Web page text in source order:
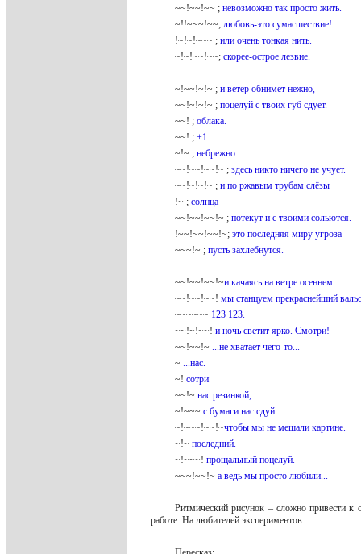
~~!~~!~~ ; невозможно так просто жить.
~!!~~~!~~; любовь-это сумасшествие!
!~!~!~~~ ; или очень тонкая нить.
~!~!~~!~~; скорее-острое лезвие.
~!~~!~!~ ; и ветер обнимет нежно,
~~!~!~!~ ; поцелуй с твоих губ сдует.
~~! ; облака.
~~! ; +1.
~!~ ; небрежно.
~~!~~!~~!~ ; здесь никто ничего не учует.
~~!~!~!~ ; и по ржавым трубам слёзы
!~ ; солнца
~~!~~!~~!~ ; потекут и с твоими сольются.
!~~!~~!~~!~; это последняя миру угроза -
~~~!~ ; пусть захлебнутся.
~~!~~!~~!~и качаясь на ветре осеннем
~~!~~!~~! мы станцуем прекраснейший
~~~~~~ 123 123.
~~!~!~~! и ночь светит ярко. Смотри!
~~!~~!~ ...не хватает чего-то...
~ ...нас.
~! сотри
~~!~ нас резинкой,
~!~~~ с бумаги нас сдуй.
~!~~~!~~!~чтобы мы не мешали картине.
~!~ последний.
~!~~~! прощальный поцелуй.
~~~!~~!~ а ведь мы просто любили...
Ритмический рисунок – сложно привести к
работе. На любителей экспериментов.